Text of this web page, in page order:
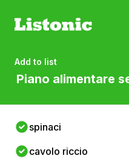
Add to list
Piano alimentare
spinaci
cavolo riccio